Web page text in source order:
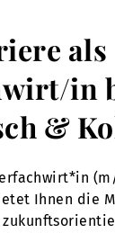
als
in
&
Ihnen die